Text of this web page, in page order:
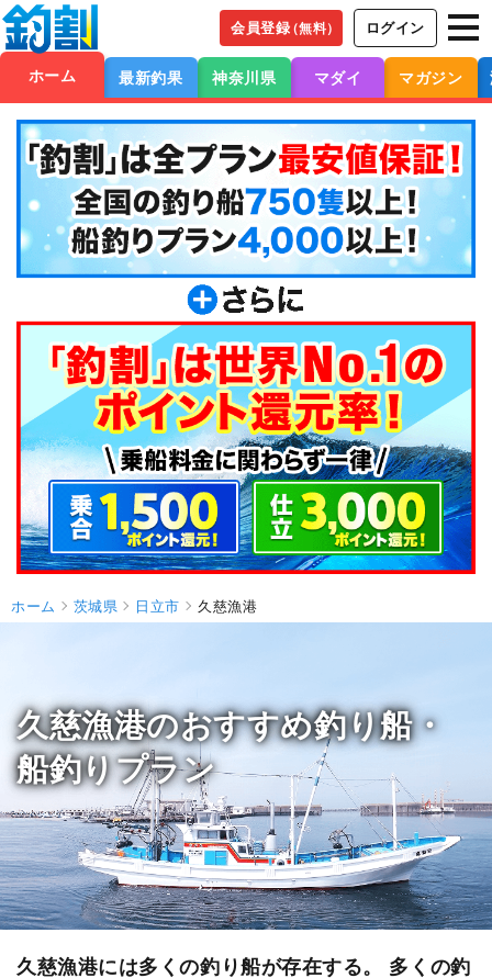
会員登録（無料） ログイン
ホーム 最新釣果 神奈川県 マダイ マガジン
ホーム 茨城県 日立市 久慈漁港
久慈漁港のおすすめ釣り船・
船釣りプラン
久慈漁港には多くの釣り船が存在する。 多くの釣